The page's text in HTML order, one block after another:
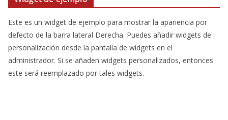
Este es un widget de ejemplo para mostrar la apariencia por
defecto de la barra lateral Derecha. Puedes añadir widgets de
personalización desde la pantalla de widgets en el
administrador. Si se añaden widgets personalizados, entonces
este será reemplazado por tales widgets.